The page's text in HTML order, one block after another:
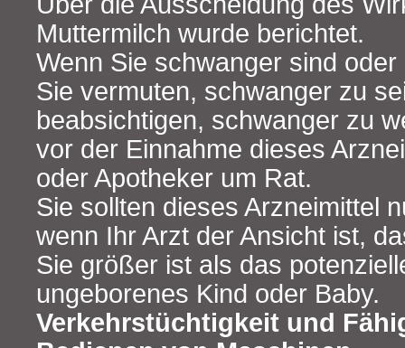
Muttermilch wurde berichtet.
Wenn Sie schwanger sind
Sie vermuten, schwanger zu
beabsichtigen, schwanger zu
vor der Einnahme dieses
oder Apotheker um Rat.
Sie sollten dieses Arzneimittel
wenn Ihr Arzt der Ansicht ist,
Sie größer ist als das
ungeborenes Kind oder Baby.
Verkehrstüchtigkeit und